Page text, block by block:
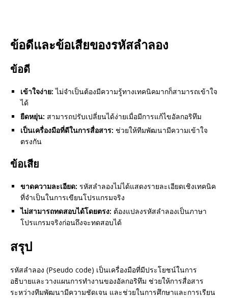
ข้อดีและข้อเสียของรหัสลำลอง
ข้อดี
เข้าใจง่าย: ไม่จำเป็นต้องมีความรู้ทางเทคนิคมากก็สามารถเข้าใจ
ได้
ยืดหยุ่น: สามารถปรับเปลี่ยนได้ง่ายเมื่อมีการแก้ไขอัลกอริทึม
เป็นเครื่องมือที่ดีในการสื่อสาร: ช่วยให้ทีมพัฒนามีความเข้าใจ
ตรงกัน
ข้อเสีย
ขาดความละเอียด: รหัสลำลองไม่ได้แสดงรายละเอียดเชิงเทคนิค
ที่จำเป็นในการเขียนโปรแกรมจริง
ไม่สามารถทดสอบได้โดยตรง: ต้องแปลงรหัสลำลองเป็นภาษา
โปรแกรมจริงก่อนถึงจะทดสอบได้
สรุป
รหัสลำลอง (Pseudo code) เป็นเครื่องมือที่มีประโยชน์ในการ
อธิบายและวางแผนการทำงานของอัลกอริทึม ช่วยให้การสื่อสาร
ระหว่างทีมพัฒนามีความชัดเจน และช่วยในการศึกษาและการเรียน